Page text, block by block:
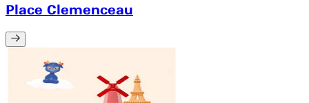
Place Clemenceau